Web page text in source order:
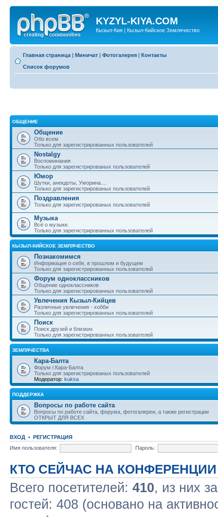
KYZYL-KIYA.COM
Кызыл-Кия | Кызыл-Кийское Землячество
Главная страница | Миничат | Фотогалерея | Контакты
Список форумов
ОБЩЕНИЕ
Общение
Обо всем
Только для зарегистрированных пользователей
Nostalgy
Воспоминания
Только для зарегистрированых пользователей
Юмор
Шутки, анекдоты, Уморина....
Только для зарегистрированых пользователей
Поздравления
Только для зарегистрированых пользователей
Музыка
Всё о музыке.
Только для зарегистрированных пользователей
КЫЗЫЛ-КИЙСКОЕ ЗЕМЛЯЧЕСТВО
Познакомимся
Информация о себе, в прошлом и будущем
Только для зарегистрированных пользователей
Форум одноклассников
Общение одноклассников
Только для зарегистрированных пользователей
Увлечения Кызыл-Кийцев
Различные увлечения - хобби
Только для зарегистрированных пользователей
Поиск
Поиск друзей и близких
Только для зарегистрированных пользователей
ЗЕМЛЯЧЕСТВА
Кара-Балта
Форум г.Кара-Балта
Только для зарегистрированых пользователей
Модератор: kuksa
ПОДДЕРЖКА
Вопросы по работе сайта
Вопросы по работе сайта, форума, фотогалереи, а также регистрации
ОТКРЫТ ДЛЯ ВСЕХ
ВХОД • РЕГИСТРАЦИЯ
Имя пользователя:
Пароль:
КТО СЕЙЧАС НА КОНФЕРЕНЦИИ
Всего посетителей: 410, из них
гостей: 408 (основано на